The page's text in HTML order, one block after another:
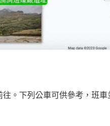
往。下列公車可供參考，班